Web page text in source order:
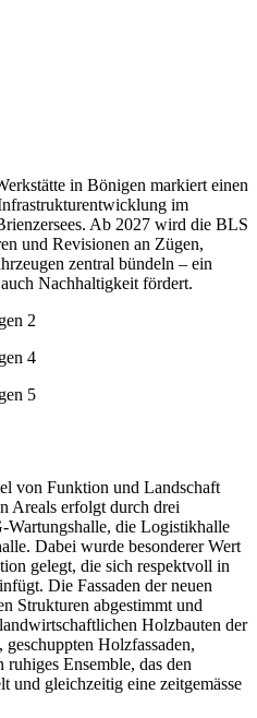
in Bönigen markiert einen
im
Ab 2027 wird die BLS
und Revisionen an Zügen,
zentral bündeln – ein
Nachhaltigkeit fördert.
von Funktion und Landschaft
Areals erfolgt durch drei
die Logistikhalle
Dabei wurde besonderer Wert
gelegt, die sich respektvoll in
Die Fassaden der neuen
Strukturen abgestimmt und
Holzbauten der
Holzfassaden,
Ensemble, das den
und gleichzeitig eine zeitgemässe